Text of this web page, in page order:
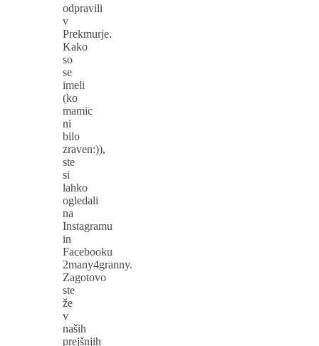
odpravili
v
Prekmurje.
Kako
so
se
imeli
(ko
mamic
ni
bilo
zraven:)),
ste
si
lahko
ogledali
na
Instagramu
in
Facebooku
2many4granny.
Zagotovo
ste
že
v
naših
prejšnjih